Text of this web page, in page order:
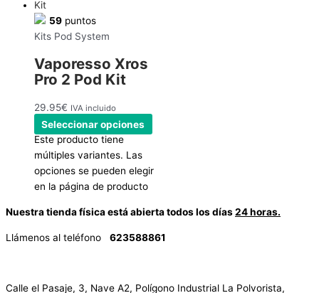
59 puntos
Kits Pod System
Vaporesso Xros
Pro 2 Pod Kit
29.95€ IVA incluido
Seleccionar opciones
Este producto tiene
múltiples variantes. Las
opciones se pueden elegir
en la página de producto
Nuestra tienda física está abierta todos los días24 horas.
Llámenos al teléfono 623588861
Calle el Pasaje, 3, Nave A2, Polígono Industrial La Polvorista,